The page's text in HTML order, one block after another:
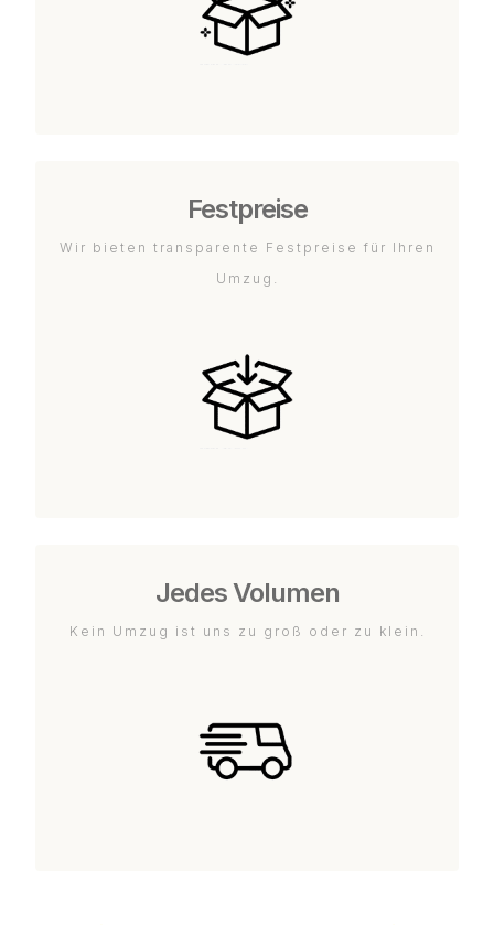
Festpreise
Wir bieten transparente Festpreise für Ihren
Umzug.
Jedes Volumen
Kein Umzug ist uns zu groß oder zu klein.